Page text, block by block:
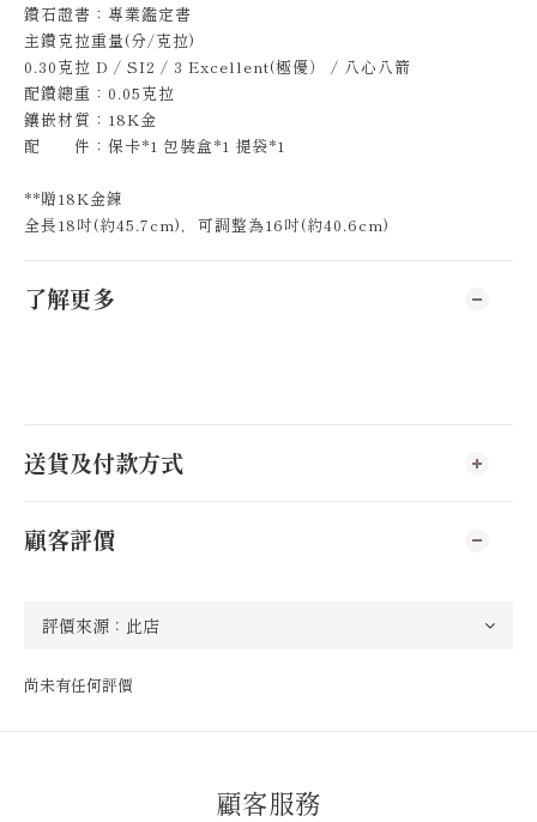
鑽石證書：專業鑑定書
主鑽克拉重量(分/克拉)
0.30克拉 D / SI2 / 3 Excellent(極優） / 八心八箭
配鑽總重：0.05克拉
鑲嵌材質：18K金
配 件：保卡*1 包裝盒*1 提袋*1
**贈18K金鍊
全長18吋(約45.7cm)，可調整為16吋(約40.6cm)
了解更多
送貨及付款方式
顧客評價
尚未有任何評價
顧客服務